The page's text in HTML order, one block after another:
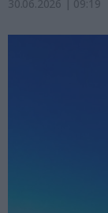
30.06.2026 | 09:19